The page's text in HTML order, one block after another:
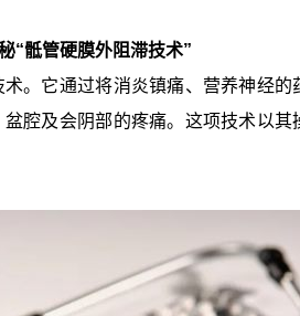
“骶管硬膜外阻滞技术”
。它通过将消炎镇痛、营养神经的
腔及会阴部的疼痛。这项技术以